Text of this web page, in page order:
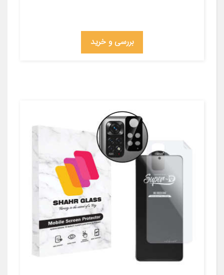
بررسی و خرید